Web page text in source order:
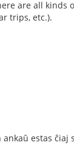
are all kinds
trips, etc.).
ankaŭ estas ĉiaj